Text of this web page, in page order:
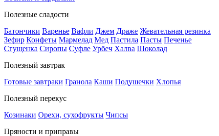
Полезные сладости
Батончики Варенье Вафли Джем Драже Жевательная резинка
Зефир Конфеты Мармелад Мед Пастила Пасты Печенье
Сгущенка Сиропы Суфле Урбеч Халва Шоколад
Полезный завтрак
Готовые завтраки Гранола Каши Подушечки Хлопья
Полезный перекус
Козинаки Орехи, сухофрукты Чипсы
Пряности и приправы